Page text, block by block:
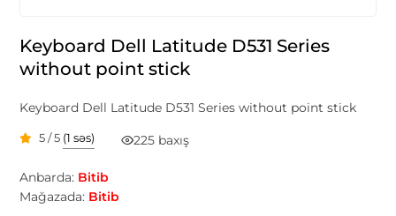
Keyboard Dell Latitude D531 Series
without point stick
Keyboard Dell Latitude D531 Series without point stick
5 / 5 (1 səs) 225 baxış
Anbarda: Bitib
Mağazada: Bitib